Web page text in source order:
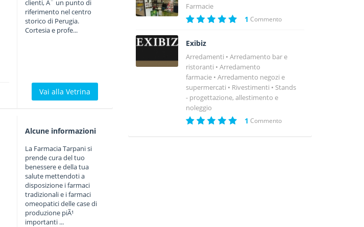
clienti, Ã¨ un punto di
riferimento nel centro
storico di Perugia.
Cortesia e profe...
Vai alla Vetrina
Alcune informazioni
La Farmacia Tarpani si
prende cura del tuo
benessere e della tua
salute mettendoti a
disposizione i farmaci
tradizionali e i farmaci
omeopatici delle case di
produzione piÃ¹
importanti ...
Farmacie
1 Commento
Exibiz
Arredamenti
Arredamento bar e
ristoranti
Arredamento
farmacie
Arredamento negozi e
supermercati
Rivestimenti
Stands
- progettazione, allestimento e
noleggio
1 Commento